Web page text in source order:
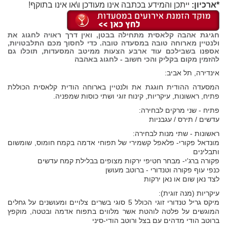
*ארכיון: ייתכן והמידע בכתבה אינו מעודכן ו\או אינו בתוקף!
חגיגת אהבה קלאסית מתחילה בבטן, ואין דרך ראויה לחגוג את
ולנטיין מארוחה טובה במסעדה טובה. כדי לחסוך מכם התלבטויות,
אספנו בשבילכם עוד ארבע הצעות ממיטב המסעדות, תוכלו גם
להזמין מקום בקליק והכי חשוב - לחגוג באהבה
אינדירה, תל אביב:
המסעדה ההודית חוגגת את ולנטיין בארוחה הודית קלאסית הכוללת
פתיח, ראשונות, עיקריות, קינוח זוגי ושתי כוסות שמפניה.
פתיח - שני מרקים לבחירה:
עדשים / תירס / עגבניות
ראשונות - שתי מנות לבחירה:
מונדאל פקורי- פלאפל קשמירי של תפוחי אדמה בקמח חומוס, שומשום
ותבלינים
פקורה ברג'י- מבחר חטיפי ירקות מצופים בבלילת קמח עדשים
כנפי עוף פקורה וטנדורי - ברוטב מעושן
לצד נאן שום או נאן ירקות
עיקריות (מנה זוגית):
מיקס גריל טנדורי זוגי הכולל 5 סוגי בשרים צלויים ומעושנים על גחלים
המוגשים על פלטה לוהטת אשר מלווים בתפוח אדמה ובטטה, מוקפץ
ברוטב הודי מדהים עם בצל ורוטב הודי-סיני